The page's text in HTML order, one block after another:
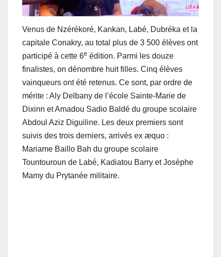
Venus de Nzérékoré, Kankan, Labé, Dubréka et la
capitale Conakry, au total plus de 3 500 élèves ont
participé à cette 6e édition. Parmi les douze
finalistes, on dénombre huit filles. Cinq élèves
vainqueurs ont été retenus. Ce sont, par ordre de
mérite : Aly Delbany de l’école Sainte-Marie de
Dixinn et Amadou Sadio Baldé du groupe scolaire
Abdoul Aziz Diguiline. Les deux premiers sont
suivis des trois derniers, arrivés ex æquo :
Mariame Baillo Bah du groupe scolaire
Tountouroun de Labé, Kadiatou Barry et Josèphe
Mamy du Prytanée militaire.